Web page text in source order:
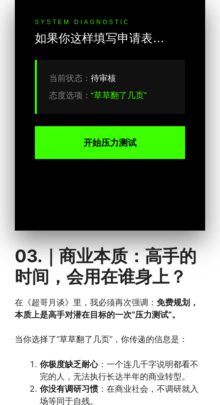
SYSTEM DIAGNOSTIC
如果你这样填写申请表…
当前状态： 待审核
态度选项： “草草翻了几页”
开始压力测试
03.｜商业本质：高手的
时间，会用在谁身上？
在《超哥月谈》里，我必须再次强调： 免费规划，
本质上是高手对潜在目标的一次“压力测试”。
当你选择了“草草翻了几页”，你传递的信息是：
你极度缺乏耐心：一个连几千字说明都看不
完的人，无法执行长达半年的商业转型。
你没有调研习惯：在商业社会，不调研就入
场等同于自残。